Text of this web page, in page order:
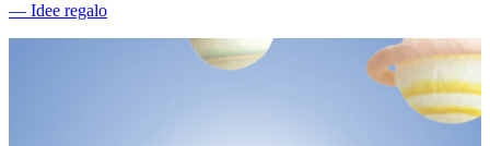
― Idee regalo